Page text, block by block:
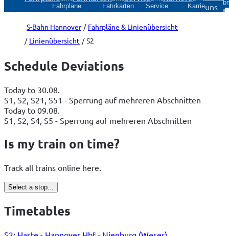
Fahrpläne
Fahrkarten
Service
Karriereuns
S-Bahn Hannover
Fahrpläne & Linienübersicht
Linienübersicht
S2
Schedule Deviations
Today to 30.08.
S1, S2, S21, S51 - Sperrung auf mehreren Abschnitten
Today to 09.08.
S1, S2, S4, S5 - Sperrung auf mehreren Abschnitten
Is my train on time?
Track all trains online here.
Select a stop...
Timetables